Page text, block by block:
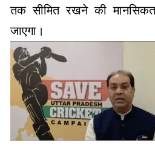
तक सीमित रखने की
जाएगा।